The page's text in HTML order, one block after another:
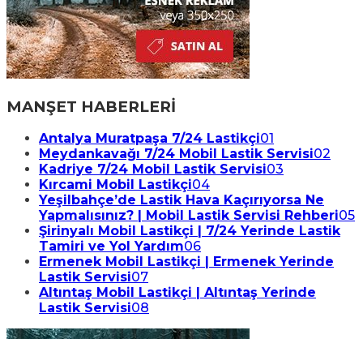
MANŞET HABERLERİ
Antalya Muratpaşa 7/24 Lastikçi01
Meydankavağı 7/24 Mobil Lastik Servisi02
Kadriye 7/24 Mobil Lastik Servisi03
Kırcami Mobil Lastikçi04
Yeşilbahçe’de Lastik Hava Kaçırıyorsa Ne
Yapmalısınız? | Mobil Lastik Servisi Rehberi05
Şirinyalı Mobil Lastikçi | 7/24 Yerinde Lastik
Tamiri ve Yol Yardım06
Ermenek Mobil Lastikçi | Ermenek Yerinde
Lastik Servisi07
Altıntaş Mobil Lastikçi | Altıntaş Yerinde
Lastik Servisi08